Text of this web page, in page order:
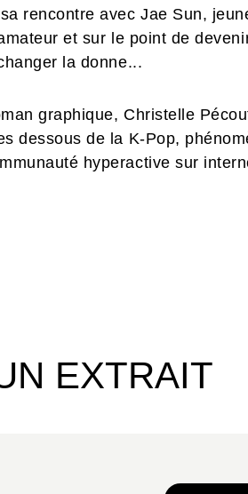
rencontre avec Jae Sun,
et sur le point de
la donne...
graphique, Christelle
dessous de la K-Pop,
hyperactive sur
EXTRAIT